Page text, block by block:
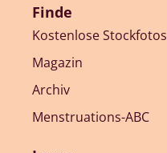
Finde
Kostenlose Stockfotos
Magazin
Archiv
Menstruations-ABC